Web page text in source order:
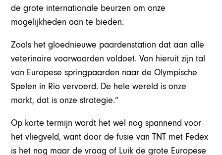
de grote internationale beurzen om onze
mogelijkheden aan te bieden.
Zoals het gloednieuwe paardenstation dat aan alle
veterinaire voorwaarden voldoet. Van hieruit zijn tal
van Europese springpaarden naar de Olympische
Spelen in Rio vervoerd. De hele wereld is onze
markt, dat is onze strategie.”
Op korte termijn wordt het wel nog spannend voor
het vliegveld, want door de fusie van TNT met Fedex
is het nog maar de vraag of Luik de grote Europese